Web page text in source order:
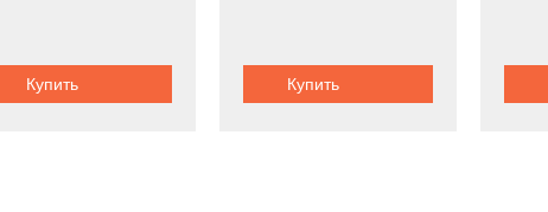
Купить Купить